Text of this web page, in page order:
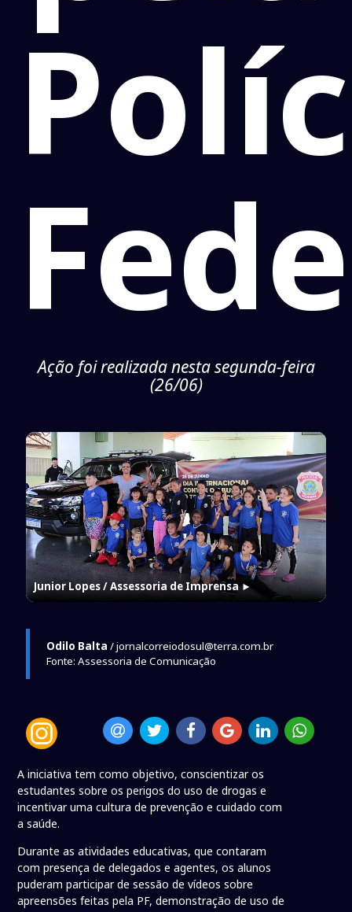
Ação foi realizada nesta segunda-feira
(26/06)
Junior Lopes / Assessoria de Imprensa►
Odilo Balta / jornalcorreiodosul@terra.com.br
Fonte: Assessoria de Comunicação
A iniciativa tem como objetivo, conscientizar os
estudantes sobre os perigos do uso de drogas e
incentivar uma cultura de prevenção e cuidado com
a saúde.
Durante as atividades educativas, que contaram
com presença de delegados e agentes, os alunos
puderam participar de sessão de vídeos sobre
apreensões feitas pela PF, demonstração de uso de